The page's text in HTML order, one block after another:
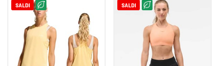
SALDI SALDI